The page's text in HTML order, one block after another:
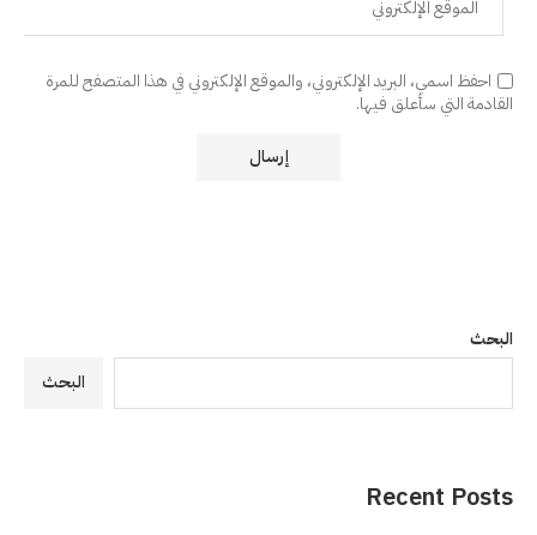
احفظ اسمي، البريد الإلكتروني، والموقع الإلكتروني في هذا المتصفح للمرة
القادمة التي سأعلق فيها.
البحث
البحث
Recent Posts